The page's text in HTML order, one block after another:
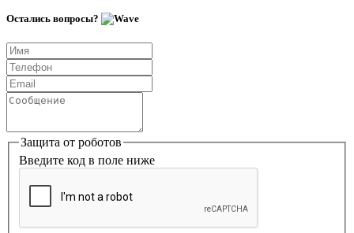
Остались вопросы?
Защита от роботов
Введите код в поле ниже